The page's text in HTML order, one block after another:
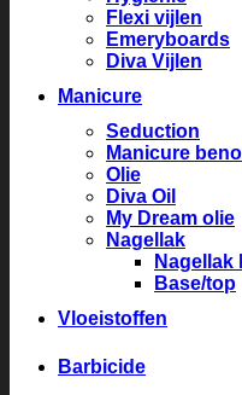
Flexi vijlen
Emeryboards
Diva Vijlen
Manicure
Seduction
Manicure
Olie
Diva Oil
My Dream olie
Nagellak
Nagellak
Base/top
Vloeistoffen
Barbicide